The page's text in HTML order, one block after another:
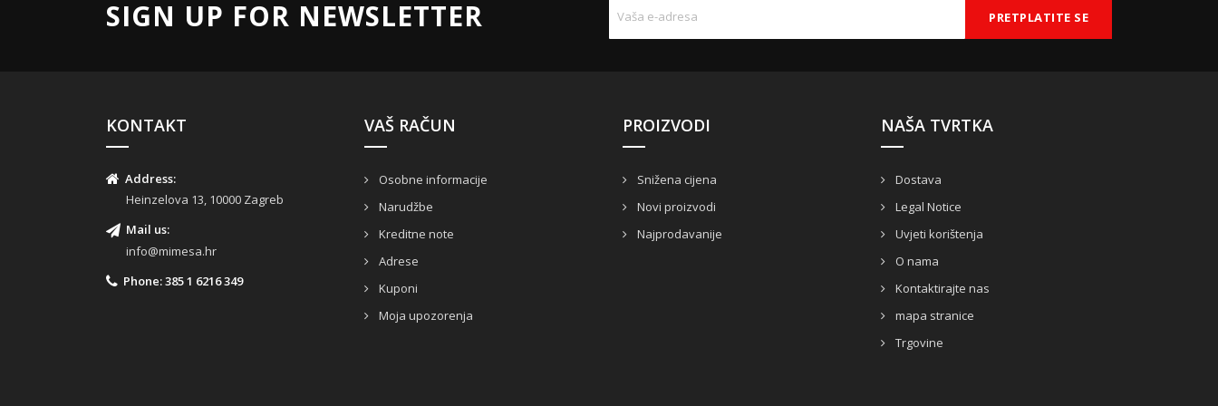
SIGN UP FOR NEWSLETTER
KONTAKT
Address:
Heinzelova 13, 10000 Zagreb
Mail us:
info@mimesa.hr
Phone: 385 1 6216 349
VAŠ RAČUN
Osobne informacije
Narudžbe
Kreditne note
Adrese
Kuponi
Moja upozorenja
PROIZVODI
Snižena cijena
Novi proizvodi
Najprodavanije
NAŠA TVRTKA
Dostava
Legal Notice
Uvjeti korištenja
O nama
Kontaktirajte nas
mapa stranice
Trgovine